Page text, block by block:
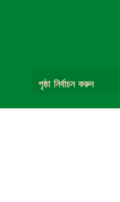
পৃষ্ঠা নির্বাচন করুন